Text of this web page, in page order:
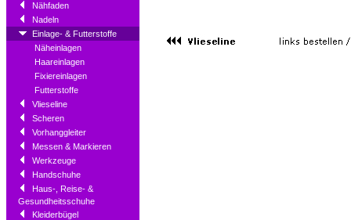
Nähfaden
Nadeln
Einlage- & Futterstoffe
Näheinlagen
Haareinlagen
Fixiereinlagen
Futterstoffe
Vlieseline
Scheren
Vorhanggleiter
Messen & Markieren
Werkzeuge
Handschuhe
Haus-, Reise- &
Gesundheitsschuhe
Kleiderbügel